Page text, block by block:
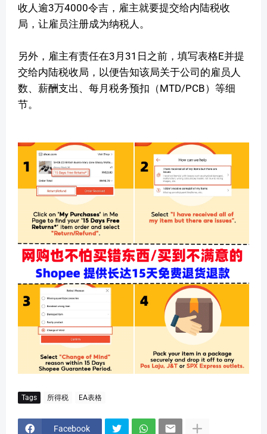
收人逾3万4000令吉，雇主就要提交给内陆税收
局，让雇员注册成为纳税人。
另外，雇主有责任在3月31日之前，填写表格E并提
交给内陆税收局，以便告知该局关于公司的雇员人
数、薪酬支出、每月税务预扣（MTD/PCB）等细
节。
Tags 所得税 EA表格
Facebook